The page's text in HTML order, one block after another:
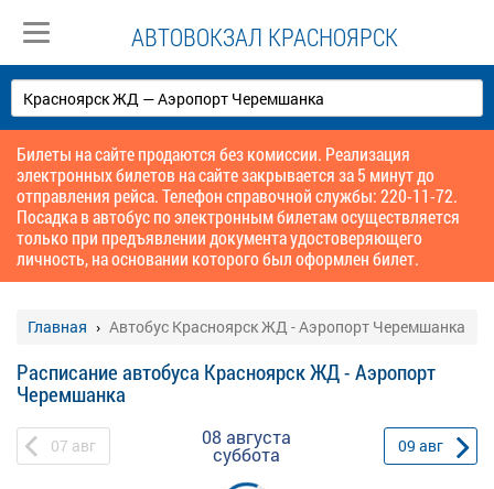
АВТОВОКЗАЛ КРАСНОЯРСК
Билеты на сайте продаются без комиссии. Реализация
электронных билетов на сайте закрывается за 5 минут до
отправления рейса. Телефон справочной службы: 220-11-72.
Посадка в автобус по электронным билетам осуществляется
только при предъявлении документа удостоверяющего
личность, на основании которого был оформлен билет.
Главная Автобус Красноярск ЖД - Аэропорт Черемшанка
Расписание автобуса Красноярск ЖД - Аэропорт
Черемшанка
07 авг 08 августа
суббота 09 авг